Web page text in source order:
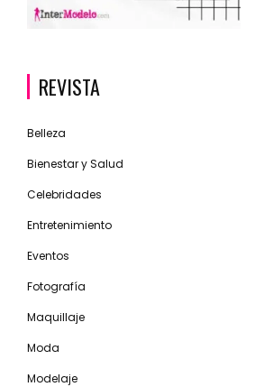
REVISTA
Belleza
Bienestar y Salud
Celebridades
Entretenimiento
Eventos
Fotografía
Maquillaje
Moda
Modelaje